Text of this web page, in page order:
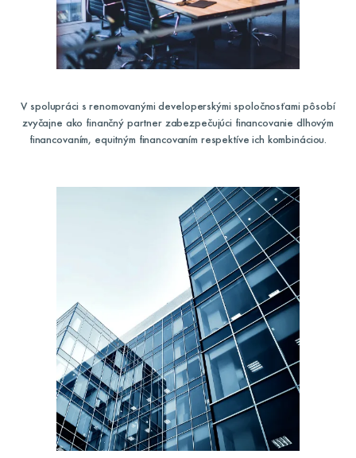
V spolupráci s renomovanými developerskými spoločnosťami pôsobí
zvyčajne ako finančný partner zabezpečujúci financovanie dlhovým
financovaním, equitným financovaním respektíve ich kombináciou.